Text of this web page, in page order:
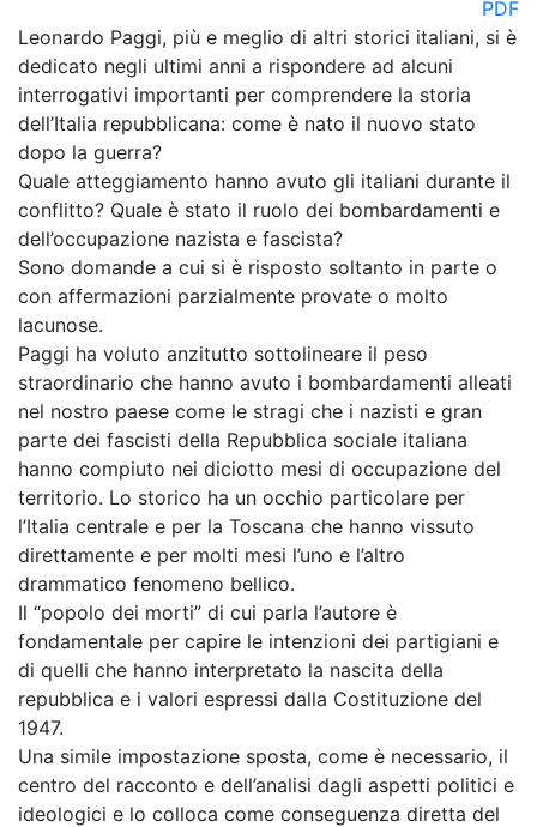
PDF
Leonardo Paggi, più e meglio di altri storici italiani, si è
dedicato negli ultimi anni a rispondere ad alcuni
interrogativi importanti per comprendere la storia
dell’Italia repubblicana: come è nato il nuovo stato
dopo la guerra?
Quale atteggiamento hanno avuto gli italiani durante il
conflitto? Quale è stato il ruolo dei bombardamenti e
dell’occupazione nazista e fascista?
Sono domande a cui si è risposto soltanto in parte o
con affermazioni parzialmente provate o molto
lacunose.
Paggi ha voluto anzitutto sottolineare il peso
straordinario che hanno avuto i bombardamenti alleati
nel nostro paese come le stragi che i nazisti e gran
parte dei fascisti della Repubblica sociale italiana
hanno compiuto nei diciotto mesi di occupazione del
territorio. Lo storico ha un occhio particolare per
l’Italia centrale e per la Toscana che hanno vissuto
direttamente e per molti mesi l’uno e l’altro
drammatico fenomeno bellico.
Il “popolo dei morti” di cui parla l’autore è
fondamentale per capire le intenzioni dei partigiani e
di quelli che hanno interpretato la nascita della
repubblica e i valori espressi dalla Costituzione del
1947.
Una simile impostazione sposta, come è necessario, il
centro del racconto e dell’analisi dagli aspetti politici e
ideologici e lo colloca come conseguenza diretta del